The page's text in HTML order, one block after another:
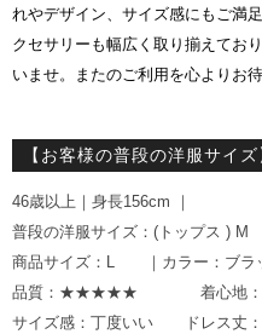
れやデザイン、サイズ感にもご満
クセサリーも幅広く取り揃えてお
いませ。またのご利用を心よりお
【お客様の普段の洋服サイズ
46歳以上｜身長156cm ｜
普段の洋服サイズ：(トップス ) M
商品サイズ：L ｜カラー：ブ
品質：★★★★★ 着心
サイズ感：丁度いい ドレス丈：